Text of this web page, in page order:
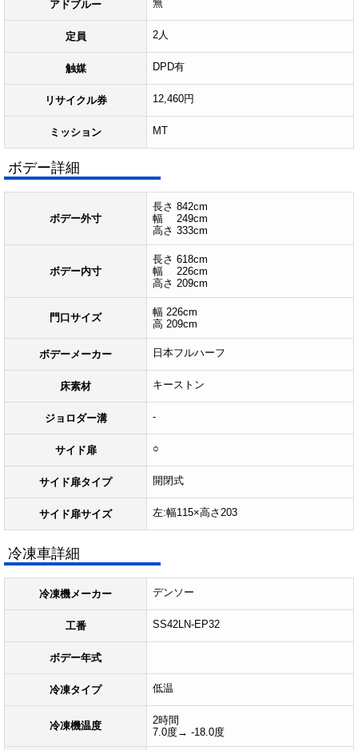
アドブルー 無
定員 2人
触媒 DPD有
リサイクル券 12,460円
ミッション MT
ボデー詳細
ボデー外寸
長さ 842cm
幅 249cm
高さ 333cm
ボデー内寸
長さ 618cm
幅 226cm
高さ 209cm
門口サイズ
幅 226cm
高 209cm
ボデーメーカー 日本フルハーフ
床素材 キーストン
ジョロダー溝 -
サイド扉 ○
サイド扉タイプ 開閉式
サイド扉サイズ 左:幅115×高さ203
冷凍車詳細
冷凍機メーカー デンソー
工番 SS42LN-EP32
ボデー年式
冷凍タイプ 低温
冷凍機温度
2時間
7.0度→ -18.0度